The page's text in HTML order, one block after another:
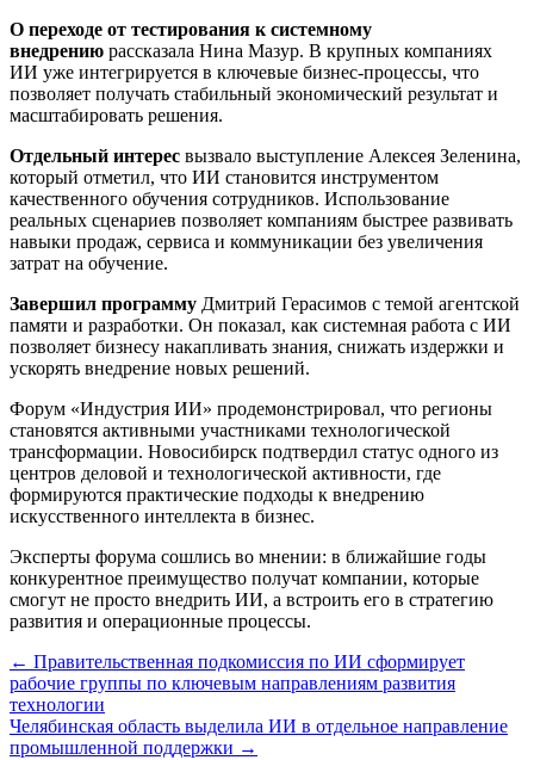
О переходе от тестирования к системному
внедрению рассказала Нина Мазур. В крупных компаниях
ИИ уже интегрируется в ключевые бизнес-процессы, что
позволяет получать стабильный экономический результат и
масштабировать решения.
Отдельный интерес вызвало выступление Алексея Зеленина,
который отметил, что ИИ становится инструментом
качественного обучения сотрудников. Использование
реальных сценариев позволяет компаниям быстрее развивать
навыки продаж, сервиса и коммуникации без увеличения
затрат на обучение.
Завершил программу Дмитрий Герасимов с темой агентской
памяти и разработки. Он показал, как системная работа с ИИ
позволяет бизнесу накапливать знания, снижать издержки и
ускорять внедрение новых решений.
Форум «Индустрия ИИ» продемонстрировал, что регионы
становятся активными участниками технологической
трансформации. Новосибирск подтвердил статус одного из
центров деловой и технологической активности, где
формируются практические подходы к внедрению
искусственного интеллекта в бизнес.
Эксперты форума сошлись во мнении: в ближайшие годы
конкурентное преимущество получат компании, которые
смогут не просто внедрить ИИ, а встроить его в стратегию
развития и операционные процессы.
Навигация
по
записям
← Правительственная подкомиссия по ИИ сформирует
рабочие группы по ключевым направлениям развития
технологии
Челябинская область выделила ИИ в отдельное направление
промышленной поддержки →